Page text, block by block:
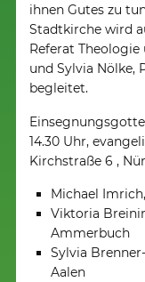
ihnen Gutes zu
Stadtkirche wird
Referat
und Sylvia Nölke,
begleitet.
14.30 Uhr,
Kirchstraße 6 ,
Michael
Viktoria
Ammerbuch
Sylvia
Aalen